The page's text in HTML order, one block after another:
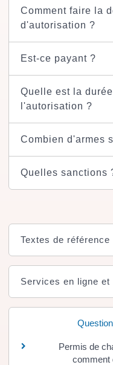
Comment faire la
d'autorisation ?
Est-ce payant ?
Quelle est la
l'autorisation ?
Combien d'armes
Quelles sanctions
Textes de référence
Services en ligne et
Permis de
comment